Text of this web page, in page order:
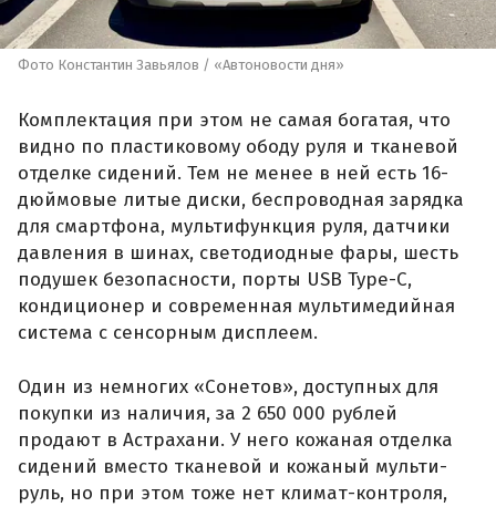
Фото Константин Завьялов / «Автоновости дня»
Комплектация при этом не самая богатая, что
видно по пластиковому ободу руля и тканевой
отделке сидений. Тем не менее в ней есть 16-
дюймовые литые диски, беспроводная зарядка
для смартфона, мультифункция руля, датчики
давления в шинах, светодиодные фары, шесть
подушек безопасности, порты USB Type-C,
кондиционер и современная мультимедийная
система с сенсорным дисплеем.
Один из немногих «Сонетов», доступных для
покупки из наличия, за 2 650 000 рублей
продают в Астрахани. У него кожаная отделка
сидений вместо тканевой и кожаный мульти-
руль, но при этом тоже нет климат-контроля,